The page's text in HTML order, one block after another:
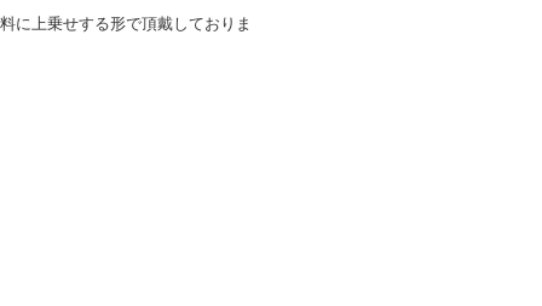
に上乗せする形で頂戴しておりま